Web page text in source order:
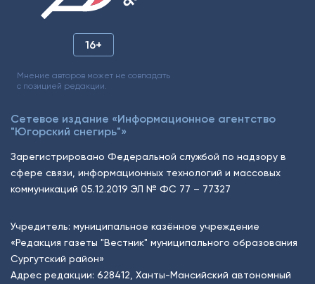
16+
Мнение авторов может не совпадать
с позицией редакции.
Сетевое издание «Информационное агентство
"Югорский снегирь"»
Зарегистрировано Федеральной службой по надзору в
сфере связи, информационных технологий и массовых
коммуникаций 05.12.2019 ЭЛ № ФС 77 – 77327
Учредитель: муниципальное казённое учреждение
«Редакция газеты "Вестник" муниципального образования
Сургутский район»
Адрес редакции: 628412, Ханты-Мансийский автономный